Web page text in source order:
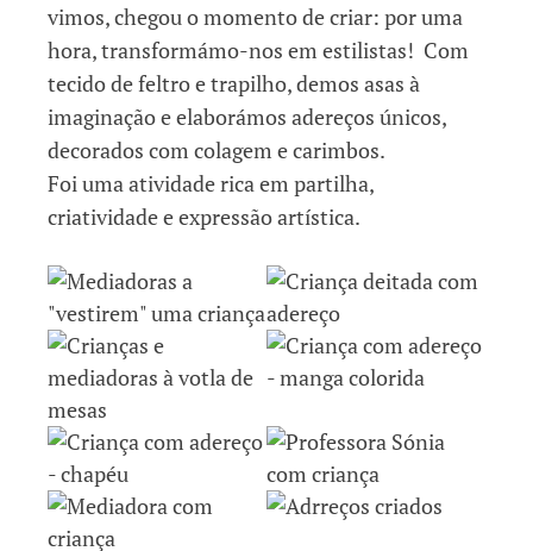
vimos, chegou o momento de criar: por uma
hora, transformámo-nos em estilistas! Com
tecido de feltro e trapilho, demos asas à
imaginação e elaborámos adereços únicos,
decorados com colagem e carimbos.
Foi uma atividade rica em partilha,
criatividade e expressão artística.